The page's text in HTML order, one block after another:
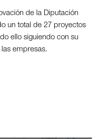
de la Diputación
un total de 27 proyectos
ello siguiendo con su
empresas.